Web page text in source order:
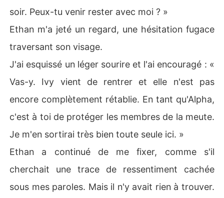
soir. Peux-tu venir rester avec moi ? »
Ethan m'a jeté un regard, une hésitation fugace
traversant son visage.
J'ai esquissé un léger sourire et l'ai encouragé : «
Vas-y. Ivy vient de rentrer et elle n'est pas
encore complètement rétablie. En tant qu'Alpha,
c'est à toi de protéger les membres de la meute.
Je m'en sortirai très bien toute seule ici. »
Ethan a continué de me fixer, comme s'il
cherchait une trace de ressentiment cachée
sous mes paroles. Mais il n'y avait rien à trouver.